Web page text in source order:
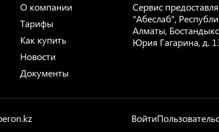
О компании
Тарифы
Как купить
Новости
Документы
Сервис
"Абеслаб",
Алматы,
Юрия Гагарина, д.
Войти